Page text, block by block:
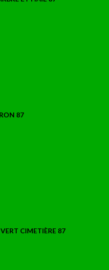
87
CIMETIÈRE 87